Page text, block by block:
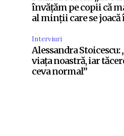
învățăm pe copii că
al minții care se joacă
Interviuri
Alessandra
viața noastră, iar
ceva normal”